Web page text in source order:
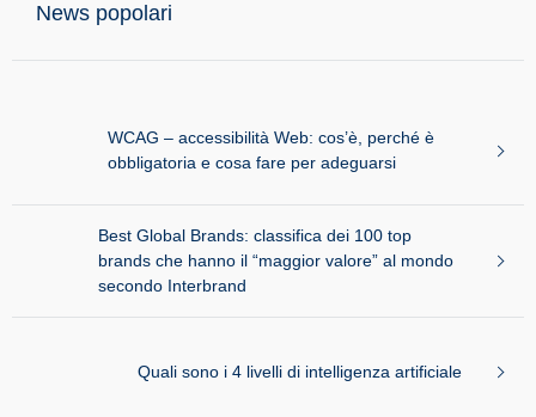
News popolari
WCAG – accessibilità Web: cos’è, perché è
obbligatoria e cosa fare per adeguarsi
Best Global Brands: classifica dei 100 top
brands che hanno il “maggior valore” al mondo
secondo Interbrand
Quali sono i 4 livelli di intelligenza artificiale